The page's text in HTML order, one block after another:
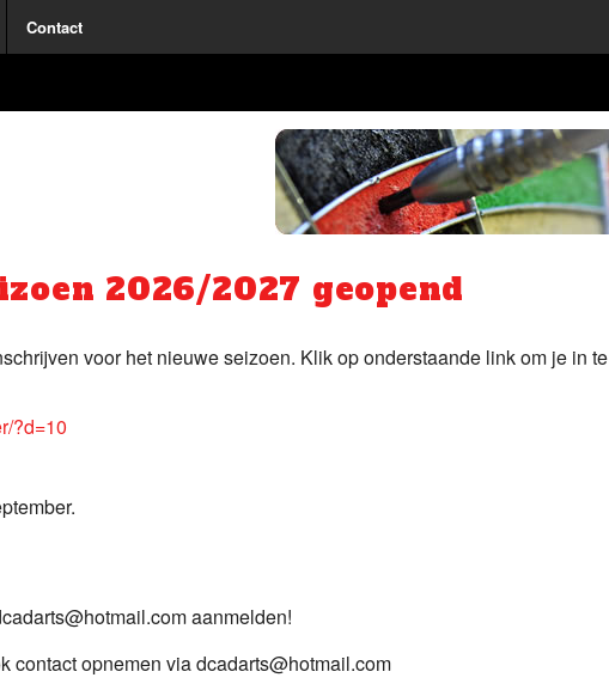
Contact
2026/2027 geopend
voor het nieuwe seizoen. Klik op onderstaande link om je in te
?d=10
aanmelden!
contact opnemen via dcadarts@hotmail.com